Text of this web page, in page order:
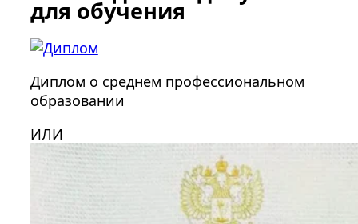
для обучения
Диплом о среднем профессиональном
образовании
ИЛИ